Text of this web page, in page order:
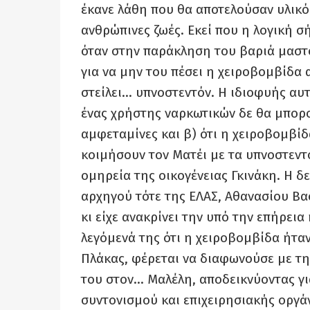
έκανε λάθη που θα αποτελούσαν
ανθρώπινες ζωές. Εκεί που η λογική
όταν στην παράκληση του βαριά
για να μην του πέσει η
στείλει… υπνοστεντόν. Η ιδιοφυής
ένας χρήστης ναρκωτικών δε θα
αμφεταμίνες και β) ότι η
κοιμήσουν τον Ματέι με τα
ομηρεία της οικογένειας Γκινάκη.
αρχηγού τότε της ΕΛΑΣ, Αθανασίου
κι είχε ανακρίνει την υπό την
λεγόμενά της ότι η χειροβομβίδα
Πλάκας, φέρεται να διαφωνούσε με
του στον… Μαλέλη, αποδεικνύοντας
συντονισμού και επιχειρησιακής